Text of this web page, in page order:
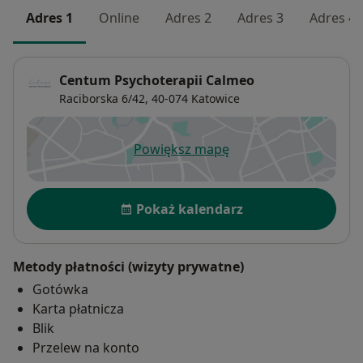
Adres 1 Online Adres 2 Adres 3 Adres 4
Centum Psychoterapii Calmeo
Raciborska 6/42, 40-074 Katowice
Powiększ mapęotwiera się w nowej karcie
Dostępność
Pokaż kalendarz
Metody płatności (wizyty prywatne)
Gotówka
Karta płatnicza
Blik
Przelew na konto